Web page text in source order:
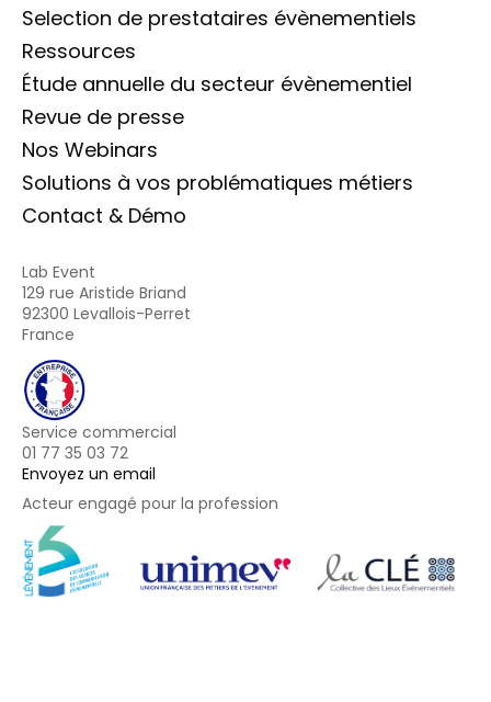
Selection de prestataires évènementiels
Ressources
Étude annuelle du secteur évènementiel
Revue de presse
Nos Webinars
Solutions à vos problématiques métiers
Contact & Démo
Lab Event
129 rue Aristide Briand
92300 Levallois-Perret
France
Service commercial
01 77 35 03 72
Envoyez un email
Acteur engagé pour la profession